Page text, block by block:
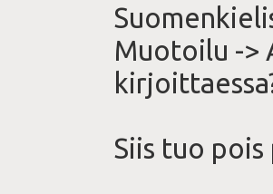
Muotoilu ->
Siis tuo